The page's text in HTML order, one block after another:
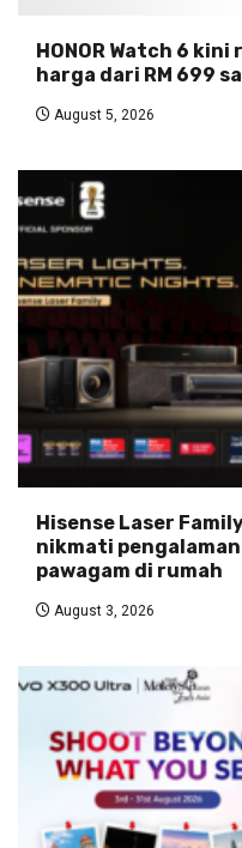
HONOR Watch 6
harga dari RM 699
August 5, 2026
Hisense Laser
nikmati
pawagam di rumah
August 3, 2026